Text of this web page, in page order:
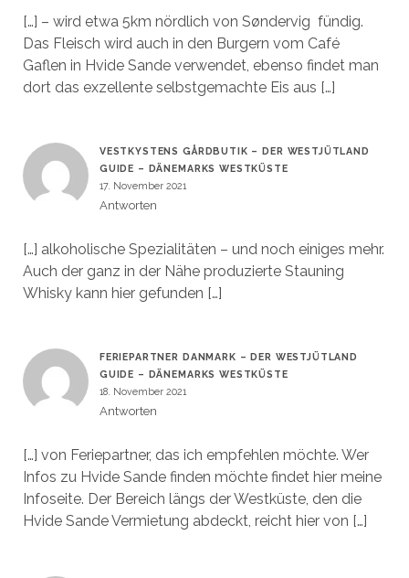
[…] – wird etwa 5km nördlich von Søndervig fündig.
Das Fleisch wird auch in den Burgern vom Café
Gaflen in Hvide Sande verwendet, ebenso findet man
dort das exzellente selbstgemachte Eis aus […]
VESTKYSTENS GÅRDBUTIK – DER WESTJÜTLAND
GUIDE – DÄNEMARKS WESTKÜSTE
17. November 2021
Antworten
[…] alkoholische Spezialitäten – und noch einiges mehr.
Auch der ganz in der Nähe produzierte Stauning
Whisky kann hier gefunden […]
FERIEPARTNER DANMARK – DER WESTJÜTLAND
GUIDE – DÄNEMARKS WESTKÜSTE
18. November 2021
Antworten
[…] von Feriepartner, das ich empfehlen möchte. Wer
Infos zu Hvide Sande finden möchte findet hier meine
Infoseite. Der Bereich längs der Westküste, den die
Hvide Sande Vermietung abdeckt, reicht hier von […]